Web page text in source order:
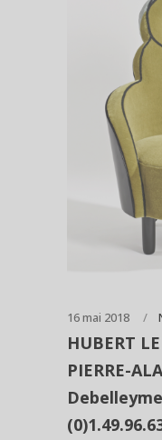
16 mai 2018
HUBERT
PIERRE-